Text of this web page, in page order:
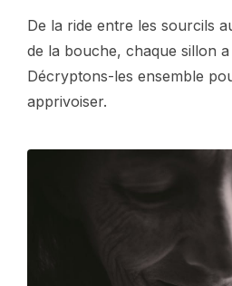
De la ride entre les sourcils
de la bouche, chaque sillon
Décryptons-les ensemble
apprivoiser.